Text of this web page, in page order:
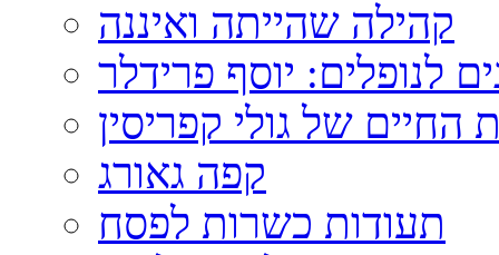
קהילה שהייתה ואיננה
לנופלים: יוסף פרידלר
החיים של גולי קפריסין
קפה גאורג
תעודות כשרות לפסח